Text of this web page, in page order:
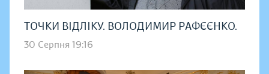
ТОЧКИ ВІДЛІКУ. ВОЛОДИМИР РАФЄЄНКО.
30 Серпня 19:16